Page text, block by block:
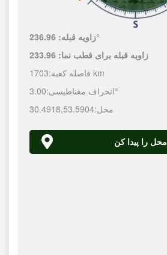
زاویه قبله:236.96°
زاویه قبله برای قطب نما: 233.96
فاصله کعبه: 1703 km
انحراف مغناطیسی:3.00°
محل:
30.4918,53.5904
محل را پیدا کن